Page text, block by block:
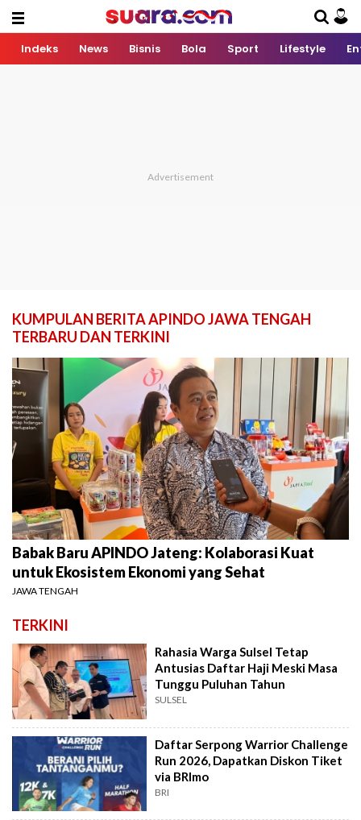
Indeks News Bisnis Bola Sport Lifestyle
KUMPULAN BERITA APINDO JAWA TENGAH
TERBARU DAN TERKINI
Babak Baru APINDO Jateng: Kolaborasi Kuat
untuk Ekosistem Ekonomi yang Sehat
JAWA TENGAH
TERKINI
Rahasia Warga Sulsel Tetap
Antusias Daftar Haji Meski Masa
Tunggu Puluhan Tahun
SULSEL
Daftar Serpong Warrior Challenge
Run 2026, Dapatkan Diskon Tiket
via BRImo
BRI